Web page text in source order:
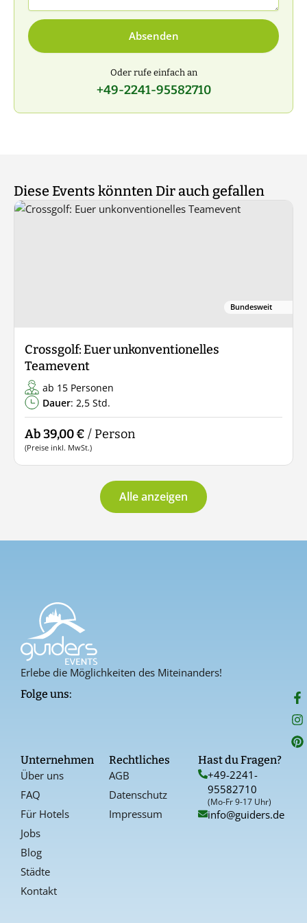
Absenden
Oder rufe einfach an
+49-2241-95582710
Diese Events könnten Dir auch gefallen
Bundesweit
Crossgolf: Euer unkonventionelles
Teamevent
ab 15 Personen
Dauer: 2,5 Std.
Ab 39,00 € / Person
(Preise inkl. MwSt.)
Alle anzeigen
Erlebe die Möglichkeiten des Miteinanders!
Folge uns: F
a
c
e
b
I
n
s
t
a
P
i
n
t
e
Unternehmen
Über uns
FAQ
Für Hotels
Jobs
Blog
Städte
Kontakt
Rechtliches
AGB
Datenschutz
Impressum
Hast du Fragen?
+49-2241-
95582710
(Mo-Fr 9-17 Uhr)
info@guiders.de